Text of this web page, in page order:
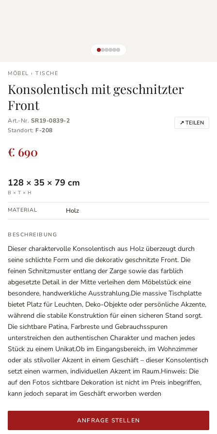
MÖBEL › TISCHE
Konsolentisch mit geschnitzter
Front
Art.-Nr. SR19-0839-2
Standort: F-208
↗ TEILEN
€ 690
128 × 35 × 79 cm
B × T × H
MATERIAL Holz
BESCHREIBUNG
Dieser charaktervolle Konsolentisch aus Holz überzeugt durch
seine schlichte Form und die dekorativ geschnitzte Front. Die
feinen Schnitzmuster entlang der Zarge sowie das farblich
abgesetzte Detail in der Mitte verleihen dem Möbelstück eine
besondere, handwerkliche Ausstrahlung.Die massive Tischplatte
bietet Platz für Leuchten, Deko-Objekte oder persönliche Akzente,
während die stabile Konstruktion für einen sicheren Stand sorgt.
Die sichtbare Patina, Farbreste und Gebrauchsspuren
unterstreichen den authentischen Charakter und machen jedes
Stück zu einem Unikat.Ob im Eingangsbereich, im Wohnzimmer
oder als stilvoller Akzent in einem Geschäft – dieser Konsolentisch
setzt einen warmen, individuellen Akzent im Raum.Hinweis: Die
auf den Fotos sichtbare Dekoration ist nicht im Preis inbegriffen,
kann jedoch separat im Geschäft erworben werden
ANFRAGE STELLEN
Ausstellungsräume
Wiener Straße – Werkstraße 111
2700 Wiener Neustadt
In WinStage